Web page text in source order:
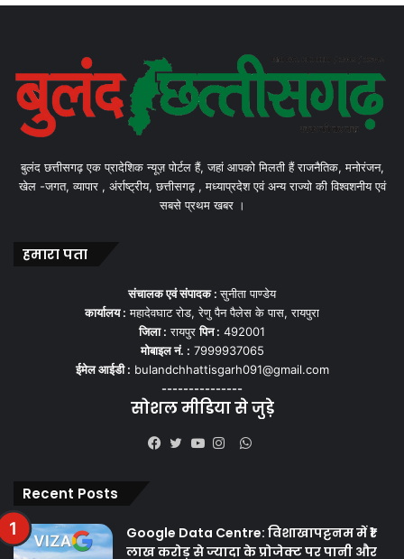
बुलंद छत्तीसगढ़ एक प्रादेशिक न्यूज़ पोर्टल हैं, जहां आपको मिलती हैं राजनैतिक, मनोरंजन,
खेल -जगत, व्यापार , अंर्राष्ट्रीय, छत्तीसगढ़ , मध्याप्रदेश एवं अन्य राज्यो की विश्वशनीय एवं
सबसे प्रथम खबर ।
हमारा पता
संचालक एवं संपादक :सुनीता पाण्डेय
कार्यालय : महादेवघाट रोड, रेणु पैन पैलेस के पास, रायपुरा
जिला : रायपुरपिन : 492001
मोबाइल नं. : 7999937065
ईमेल आईडी : bulandchhattisgarh091@gmail.com
---------------
सोशल मीडिया से जुड़े
WhatsApp
Recent Posts
Google Data Centre: विशाखापट्टनम में ₹1
लाख करोड़ से ज्यादा के प्रोजेक्ट पर पानी और